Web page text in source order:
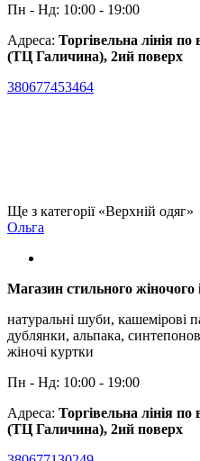
Пн - Нд: 10:00 - 19:00
Адреса: Торгівельна лінія
(ТЦ Галичина), 2ий поверх
380677453464
Ще з категорії «Верхній одяг»
Ольга
Магазин стильного жіночого
натуральні шуби, кашемірові
дублянки, альпака,
жіночі куртки
Пн - Нд: 10:00 - 19:00
Адреса: Торгівельна лінія
(ТЦ Галичина), 2ий поверх